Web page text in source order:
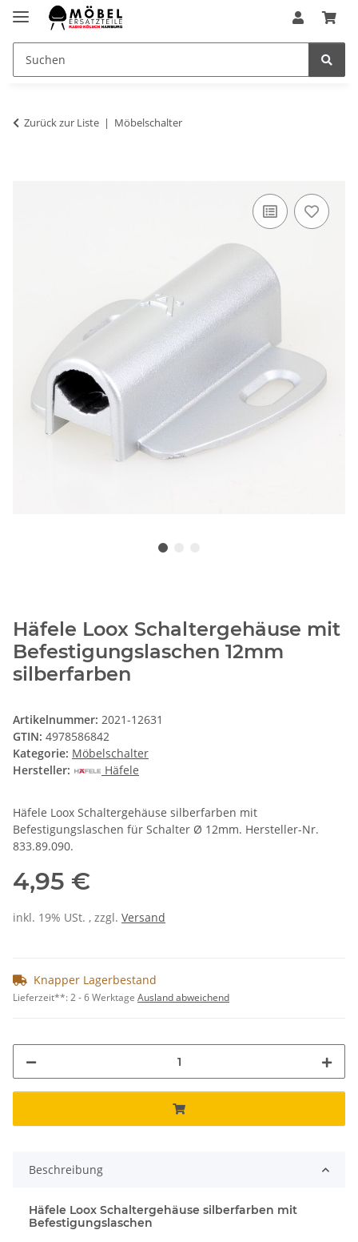
Zurück zur Liste Möbelschalter
Häfele Loox Schaltergehäuse mit
Befestigungslaschen 12mm
silberfarben
Artikelnummer: 2021-12631
GTIN: 4978586842
Kategorie: Möbelschalter
Hersteller:
Häfele
Häfele Loox Schaltergehäuse silberfarben mit
Befestigungslaschen für Schalter Ø 12mm. Hersteller-Nr.
833.89.090.
4,95 €
inkl. 19% USt. , zzgl. Versand
Knapper Lagerbestand
Lieferzeit**:2 - 6 Werktage Ausland abweichend
Beschreibung
Häfele Loox Schaltergehäuse silberfarben mit
Befestigungslaschen